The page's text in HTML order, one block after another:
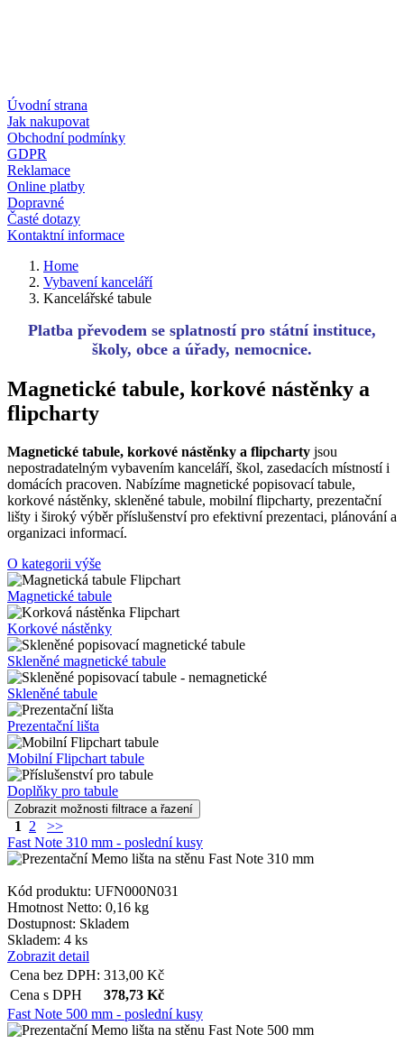
Úvodní strana
Jak nakupovat
Obchodní podmínky
GDPR
Reklamace
Online platby
Dopravné
Časté dotazy
Kontaktní informace
Home
Vybavení kanceláří
Kancelářské tabule
Platba převodem se splatností pro státní instituce,
školy, obce a úřady, nemocnice.
Magnetické tabule, korkové nástěnky a
flipcharty
Magnetické tabule, korkové nástěnky a flipcharty jsou
nepostradatelným vybavením kanceláří, škol, zasedacích místností i
domácích pracoven. Nabízíme magnetické popisovací tabule,
korkové nástěnky, skleněné tabule, mobilní flipcharty, prezentační
lišty i široký výběr příslušenství pro efektivní prezentaci, plánování a
organizaci informací.
O kategorii výše
Magnetické tabule
Korkové nástěnky
Skleněné magnetické tabule
Skleněné tabule
Prezentační lišta
Mobilní Flipchart tabule
Doplňky pro tabule
1 2
>>
Fast Note 310 mm - poslední kusy
Kód produktu: UFN000N031
Hmotnost Netto: 0,16 kg
Dostupnost: Skladem
Skladem: 4 ks
Zobrazit detail
Cena bez DPH: 313,00 Kč
Cena s DPH
378,73 Kč
Fast Note 500 mm - poslední kusy